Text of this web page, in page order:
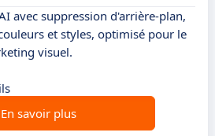
avec suppression d'arrière-plan,
et styles, optimisé pour le
visuel.
En savoir plus